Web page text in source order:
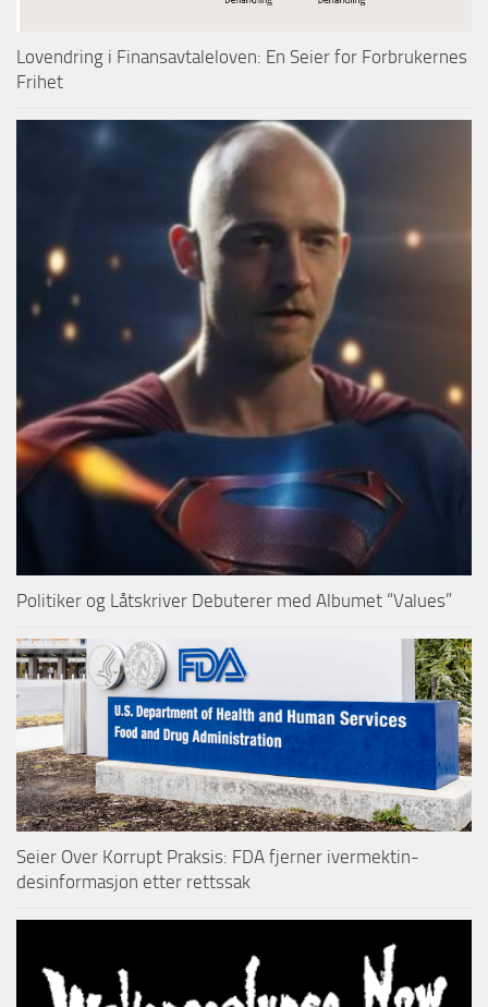
Lovendring i Finansavtaleloven: En Seier for Forbrukernes
Frihet
Politiker og Låtskriver Debuterer med Albumet “Values”
Seier Over Korrupt Praksis: FDA fjerner ivermektin-
desinformasjon etter rettssak